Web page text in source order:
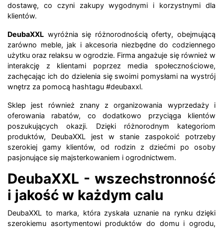
dostawę, co czyni zakupy wygodnymi i korzystnymi dla
klientów.
DeubaXXL wyróżnia się różnorodnością oferty, obejmującą
zarówno meble, jak i akcesoria niezbędne do codziennego
użytku oraz relaksu w ogrodzie. Firma angażuje się również w
interakcję z klientami poprzez media społecznościowe,
zachęcając ich do dzielenia się swoimi pomysłami na wystrój
wnętrz za pomocą hashtagu #deubaxxl.
Sklep jest również znany z organizowania wyprzedaży i
oferowania rabatów, co dodatkowo przyciąga klientów
poszukujących okazji. Dzięki różnorodnym kategoriom
produktów, DeubaXXL jest w stanie zaspokoić potrzeby
szerokiej gamy klientów, od rodzin z dziećmi po osoby
pasjonujące się majsterkowaniem i ogrodnictwem.
DeubaXXL - wszechstronność
i jakość w każdym calu
DeubaXXL to marka, która zyskała uznanie na rynku dzięki
szerokiemu asortymentowi produktów do domu i ogrodu,